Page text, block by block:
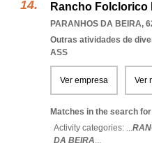
Rancho Folclorico
PARANHOS DA BEIRA,
Outras atividades de
ASS
Ver empresa Ver
Matches in the search
Activity categories: ...
DA BEIRA...